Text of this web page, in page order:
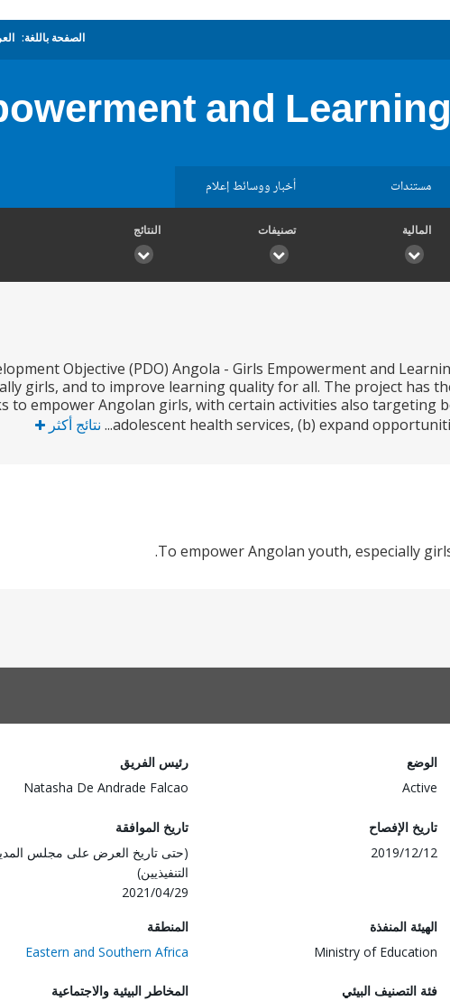
الصفحة باللغة:
and
مستندات أخبار ووسائط إعلام
المالية تصنيفات النتائج
Objective (PDO) Angola - Girls Empowerment and
girls, and to improve learning quality for all. The project has
to empower Angolan girls, with certain activities also targeting
adolescent health services, (b) expand
نتائج أكثر
To empower Angolan youth, especially
الوضع
Active
رئيس الفريق
Natasha De Andrade Falcao
تاريخ الإفصاح
2019/12/12
تاريخ الموافقة
(حتى تاريخ العرض على مجلس
التنفيذيين)
2021/04/29
الهيئة المنفذة
Ministry of Education
المنطقة
Eastern and Southern Africa
فئة التصنيف البيئي
المخاطر البيئية والاجتماعية